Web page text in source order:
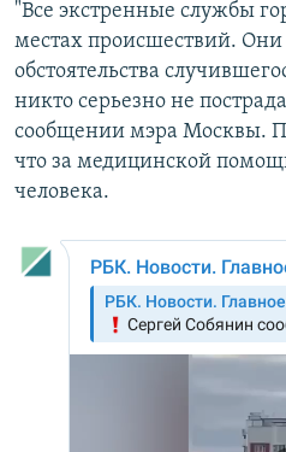
"Все экстренные службы
местах происшествий.
обстоятельства
никто серьезно не
сообщении мэра Москвы.
что за медицинской
человека.